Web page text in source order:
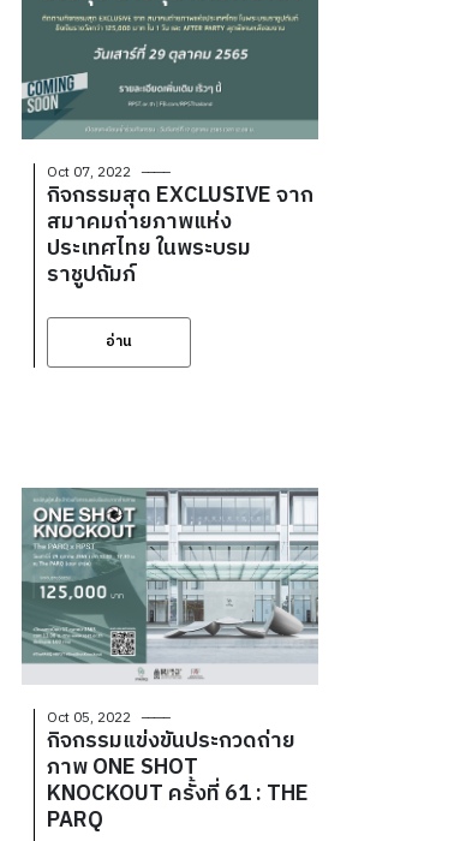
Oct 07, 2022
กิจกรรมสุด EXCLUSIVE จาก
สมาคมถ่ายภาพแห่ง
ประเทศไทย ในพระบรม
ราชูปถัมภ์
อ่าน
Oct 05, 2022
กิจกรรมแข่งขันประกวดถ่าย
ภาพ ONE SHOT
KNOCKOUT ครั้งที่ 61 : THE
PARQ